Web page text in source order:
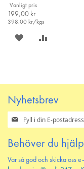
Vanligt pris
199,00 kr
398.00 kr/kgs
SPARA
Nyhetsbrev
Prenumerera
på
nyhetsbrev
Behöver du
Var så god och skicka oss